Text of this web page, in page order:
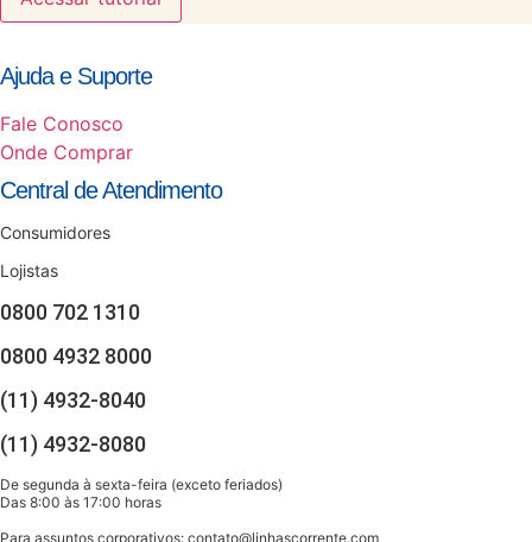
Ajuda e Suporte
Fale Conosco
Onde Comprar
Central de Atendimento
Consumidores
Lojistas
0800 702 1310
0800 4932 8000
(11) 4932-8040
(11) 4932-8080
De segunda à sexta-feira (exceto feriados)
Das 8:00 às 17:00 horas
Para assuntos corporativos: contato@linhascorrente.com